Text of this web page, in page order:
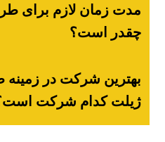
مدت زمان لازم برای
چقدر است؟
بهترین شرکت در
ژیلت کدام شرکت